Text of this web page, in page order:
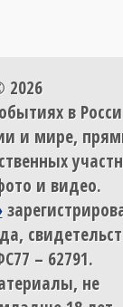
2026
в
и мире,
и видео.
– 62791.
не